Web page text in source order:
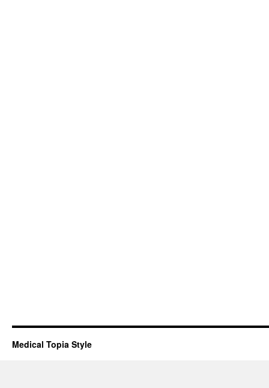
Medical Topia Style